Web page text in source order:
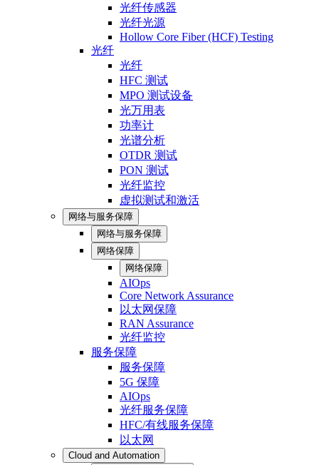
光纤传感器
光纤光源
Hollow Core Fiber (HCF) Testing
光纤
光纤
HFC 测试
MPO 测试设备
光万用表
功率计
光谱分析
OTDR 测试
PON 测试
光纤监控
虚拟测试和激活
网络与服务保障
网络与服务保障
网络保障
网络保障
AIOps
Core Network Assurance
以太网保障
RAN Assurance
光纤监控
服务保障
服务保障
5G 保障
AIOps
光纤服务保障
HFC/有线服务保障
以太网
Cloud and Automation